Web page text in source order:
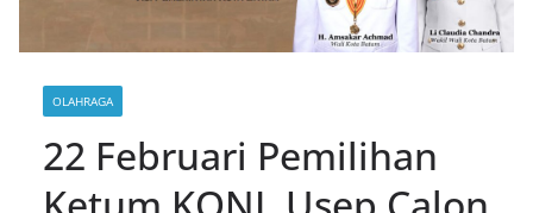
OLAHRAGA
22 Februari Pemilihan